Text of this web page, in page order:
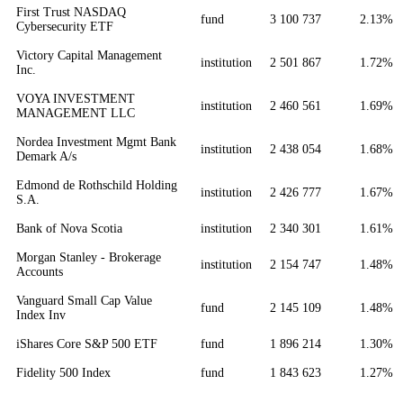
First Trust NASDAQ
Cybersecurity ETF
fund 3 100 737 2.13%
Victory Capital Management
Inc.
institution 2 501 867 1.72%
VOYA INVESTMENT
MANAGEMENT LLC
institution 2 460 561 1.69%
Nordea Investment Mgmt Bank
Demark A/s
institution 2 438 054 1.68%
Edmond de Rothschild Holding
S.A.
institution 2 426 777 1.67%
Bank of Nova Scotia institution 2 340 301 1.61%
Morgan Stanley - Brokerage
Accounts
institution 2 154 747 1.48%
Vanguard Small Cap Value
Index Inv
fund 2 145 109 1.48%
iShares Core S&P 500 ETF fund 1 896 214 1.30%
Fidelity 500 Index fund 1 843 623 1.27%